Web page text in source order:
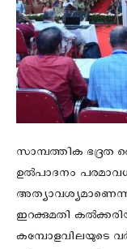
സാമ്പത്തിക ഭദ്രത
ഉൽപാദനം
ഇറക്കുമതി
കമ്പോളവിലയുടെ